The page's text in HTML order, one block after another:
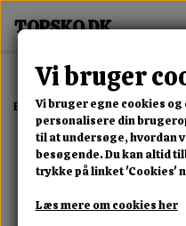
Forside Erotisk Kollektion
Vi bruger
Vi bruger egne cookies
personalisere din
til at undersøge, hvordan
besøgende. Du kan altid
trykke på linket 'Cookies'
Læs mere om cookies her